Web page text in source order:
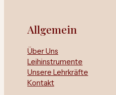
Allgemein
Über Uns
Leihinstrumente
Unsere Lehrkräfte
Kontakt